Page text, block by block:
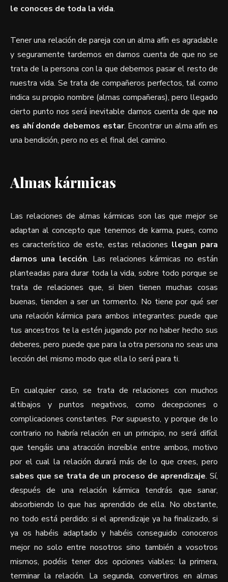
le conoces de toda la vida.
Tener una relación de pareja con un alma afín es agradable
y seguramente tardemos en darnos cuenta de que no se
trata de la persona con la que debemos pasar el resto de
nuestra vida. Se trata de compañeros perfectos, tal como
indica su propio nombre (almas compañeras), pero llegado
cierto punto nos será inevitable darnos cuenta de que no
es ahí donde debemos estar. Encontrar un alma afín es
una bendición, pero no es el final del camino.
Almas kármicas
Las relaciones de almas kármicas son las que mejor se
adaptan al concepto que tenemos de karma, pues, como
es característico de este, estas relaciones llegan para
darnos una lección. Las relaciones kármicas no están
planteadas para durar toda la vida, sobre todo porque se
trata de relaciones que, si bien tienen muchas cosas
buenas, tienden a ser un tormento. No tiene por qué ser
una relación kármica para ambos integrantes: puede que
tus ancestros te la estén jugando por no haber hecho sus
deberes, pero puede que para la otra persona no seas una
lección del mismo modo que ella lo será para ti.
En cualquier caso, se trata de relaciones con muchos
altibajos y puntos negativos, como decepciones o
complicaciones constantes. Por supuesto, y porque de lo
contrario no habría relación en un principio, no será difícil
que tengáis una atracción increíble entre ambos, motivo
por el cual la relación durará más de lo que crees, pero
sabes que se trata de un proceso de aprendizaje. Sí,
después de una relación kármica tendrás que sanar,
absorbiendo lo que has aprendido de ella. No obstante,
no todo está perdido: si el aprendizaje ya ha finalizado, si
ya os habéis adaptado y habéis conseguido conoceros
mejor no solo entre nosotros sino también a vosotros
mismos, podéis tener dos opciones viables: la primera,
terminar la relación. La segunda, convertiros en almas